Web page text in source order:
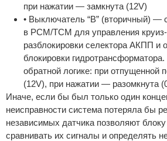
при нажатии — замкнута (12V)
• Выключатель “B” (вторичный) —
в PCM/TCM для управления
разблокировки селектора АКПП и
блокировки
обратной логике: при отпущенной
(12V), при нажатии — разомкнута
Иначе, если бы был только один
неисправности система потеряла бы
независимых датчика позволяют
сравнивать их сигналы и определять